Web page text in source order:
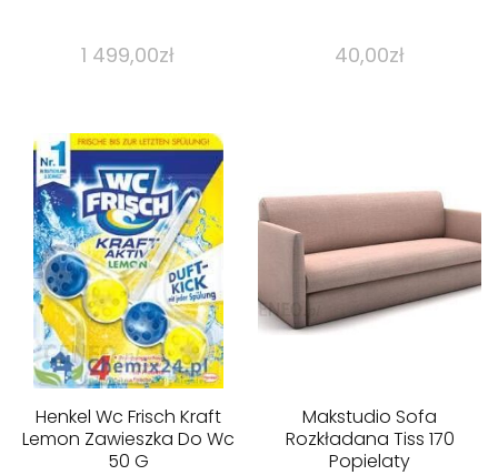
1 499,00zł 40,00zł
Henkel Wc Frisch Kraft
Lemon Zawieszka Do Wc
50 G
Makstudio Sofa
Rozkładana Tiss 170
Popielaty